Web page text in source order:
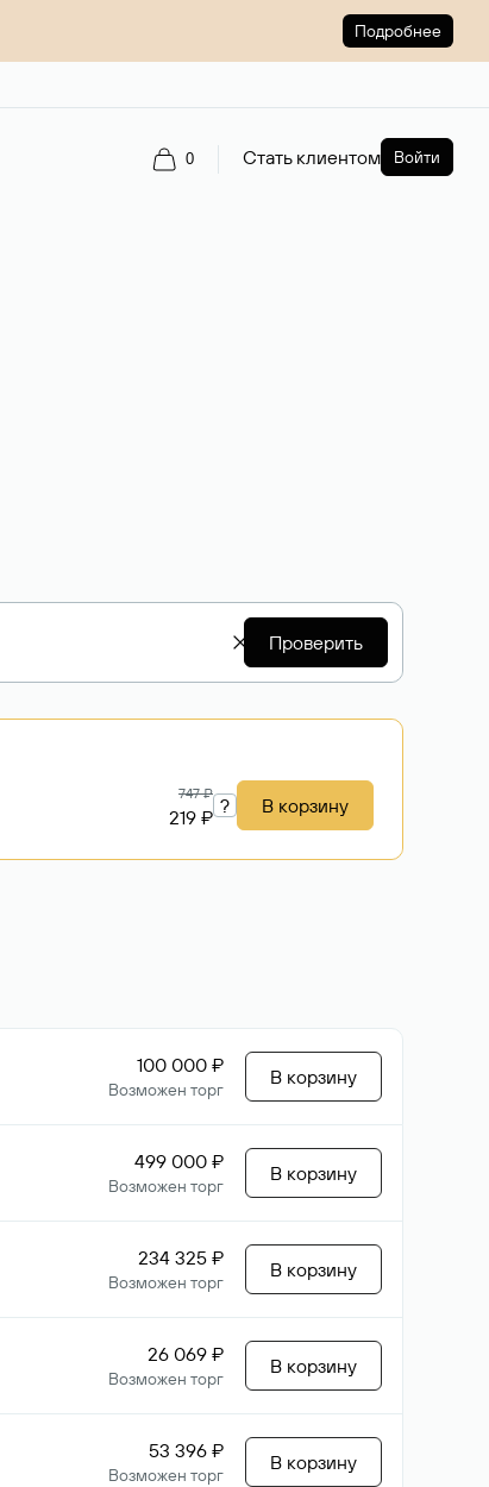
Подробнее
0 Стать клиентом Войти
Проверить
747 ₽
219 ₽ ? В корзину
100 000 ₽
Возможен торг
В корзину
499 000 ₽
Возможен торг
В корзину
234 325 ₽
Возможен торг
В корзину
26 069 ₽
Возможен торг
В корзину
53 396 ₽
Возможен торг
В корзину